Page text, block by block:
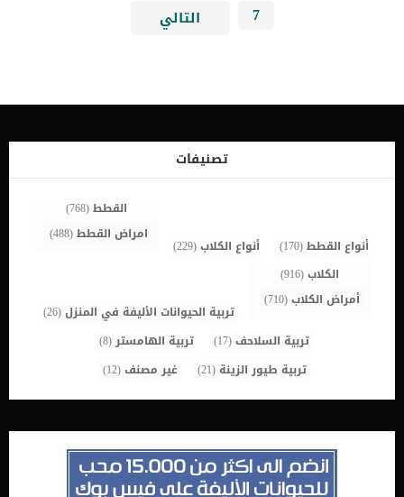
7
التالي
تصنيفات
أنواع القطط(170) أنواع الكلاب(229)
القطط(768)
امراض القطط(488)
الكلاب(916)
أمراض الكلاب(710)
تربية الحيوانات الأليفة في المنزل(26)
تربية السلاحف(17) تربية الهامستر(8)
تربية طيور الزينة (21) غير مصنف(12)